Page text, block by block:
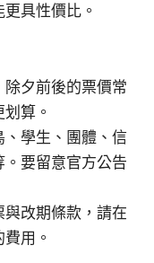
具性價比。
夕前後的票價常
算。
學生、團體、信
要留意官方公告
改期條款，請在
用。